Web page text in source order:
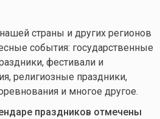
страны и других регионов
события: государственные
фестивали и
религиозные праздники,
и многое другое.
праздников отмечены